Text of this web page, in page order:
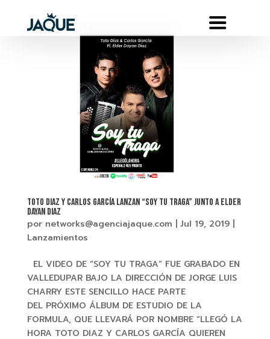
TOTO DIAZ Y CARLOS GARCÍA LANZAN “SOY TU TRAGA” JUNTO A ELDER
DAYAN DIAZ
por networks@agenciajaque.com | Jul 19, 2019|
Lanzamientos
EL VIDEO DE “SOY TU TRAGA” FUE GRABADO EN
VALLEDUPAR BAJO LA DIRECCIÓN DE JORGE LUIS
CHARRY ESTE SENCILLO HACE PARTE
DEL PRÓXIMO ÁLBUM DE ESTUDIO DE LA
FORMULA, QUE LLEVARÁ POR NOMBRE “LLEGÓ LA
HORA TOTO DIAZ Y CARLOS GARCÍA QUIEREN